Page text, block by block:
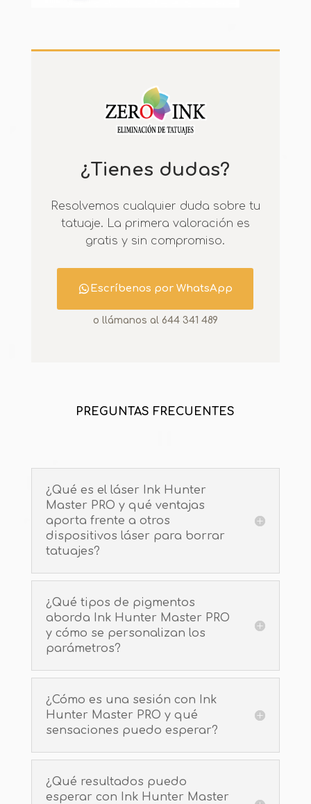
¿Tienes dudas?
Resolvemos cualquier duda sobre tu
tatuaje. La primera valoración es
gratis y sin compromiso.
Escríbenos por WhatsApp
o llámanos al 644 341 489
PREGUNTAS FRECUENTES
¿Qué es el láser Ink Hunter
Master PRO y qué ventajas
aporta frente a otros
dispositivos láser para borrar
tatuajes?
¿Qué tipos de pigmentos
aborda Ink Hunter Master PRO
y cómo se personalizan los
parámetros?
¿Cómo es una sesión con Ink
Hunter Master PRO y qué
sensaciones puedo esperar?
¿Qué resultados puedo
esperar con Ink Hunter Master